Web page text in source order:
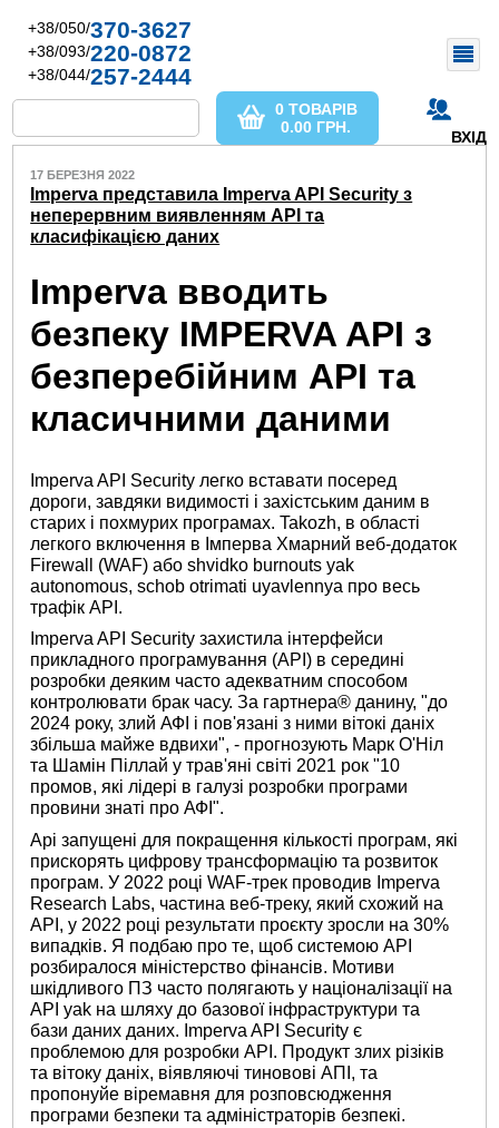
+38/050/370-3627
+38/093/220-0872
+38/044/257-2444
ВХІД
0 ТОВАРІВ
0.00 ГРН.
17 БЕРЕЗНЯ 2022
Imperva представила Imperva API Security з
неперервним виявленням API та
класифікацією даних
Imperva вводить
безпеку IMPERVA API з
безперебійним API та
класичними даними
Imperva API Security легко вставати посеред
дороги, завдяки видимості і захістським даним в
старих і похмурих програмах. Takozh, в області
легкого включення в Імперва Хмарний веб-додаток
Firewall (WAF) або shvidko burnouts yak
autonomous, schob otrimati uyavlennya про весь
трафік API.
Imperva API Security захистила інтерфейси
прикладного програмування (API) в середині
розробки деяким часто адекватним способом
контролювати брак часу. За гартнера® данину, "до
2024 року, злий АФІ і пов'язані з ними вітокі даніх
збільша майже вдвихи", - прогнозують Марк О'Ніл
та Шамін Піллай у трав'яні світі 2021 рок "10
промов, які лідері в галузі розробки програми
провини знаті про АФІ".
Api запущені для покращення кількості програм, які
прискорять цифрову трансформацію та розвиток
програм. У 2022 році WAF-трек проводив Imperva
Research Labs, частина веб-треку, який схожий на
API, у 2022 році результати проєкту зросли на 30%
випадків. Я подбаю про те, щоб системою API
розбиралося міністерство фінансів. Мотиви
шкідливого ПЗ часто полягають у націоналізації на
API yak на шляху до базової інфраструктури та
бази даних даних. Imperva API Security є
проблемою для розробки API. Продукт злих різіків
та вітоку даніх, віявляючі тиновові АПІ, та
пропонуйе віремавня для розповсюдження
програми безпеки та адміністраторів безпекі.